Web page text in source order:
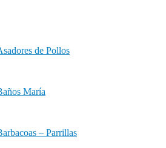
de Pollos
María
– Parrillas